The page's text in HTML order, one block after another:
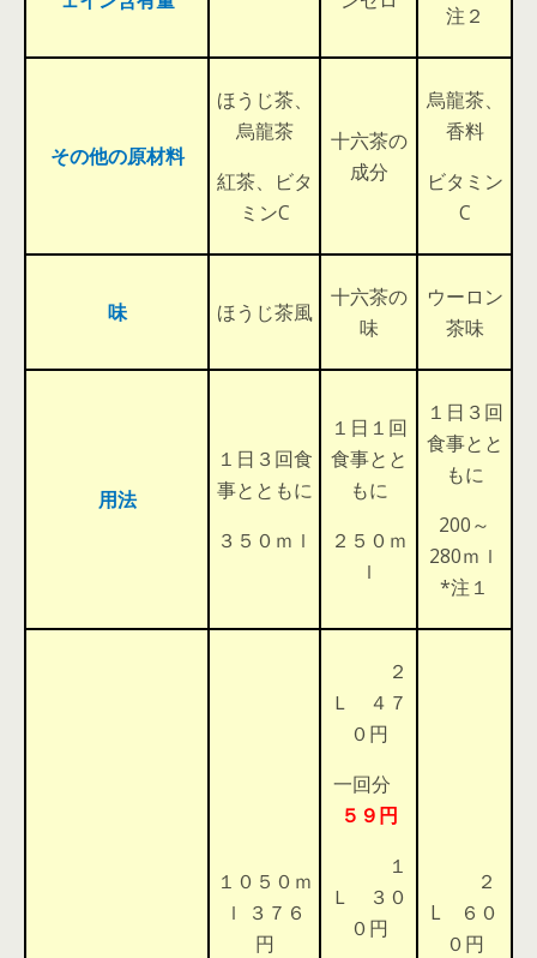
注２
その他の原材料
ほうじ茶、
烏龍茶
紅茶、ビタ
ミンC
十六茶の
成分
烏龍茶、
香料
ビタミン
C
味 ほうじ茶風
十六茶の
味
ウーロン
茶味
用法
１日３回食
事とともに
３５０ｍｌ
１日１回
食事とと
もに
２５０ｍ
ｌ
１日３回
食事とと
もに
200～
280ｍｌ
*注１
１０５０ｍ
ｌ ３７６
円
２
Ｌ ４７
０円
一回分
５９円
１
Ｌ ３０
０円
２
L ６０
０円